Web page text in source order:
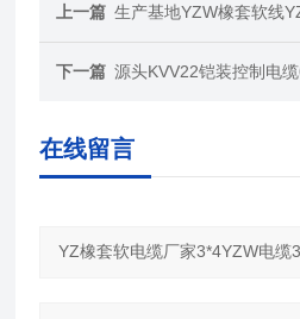
上一篇 生产基地YZW橡套软线
下一篇 源头KVV22铠装控制电
在线留言